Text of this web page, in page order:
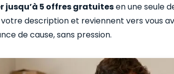
jusqu’à 5 offres gratuitesen une seule
description et reviennent vers vous
de cause, sans pression.